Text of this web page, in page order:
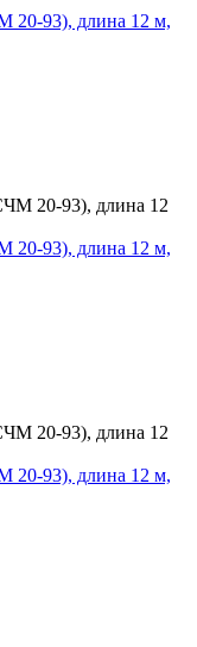
20-93), длина 12 м,
20-93), длина 12 м,
20-93), длина 12 м,